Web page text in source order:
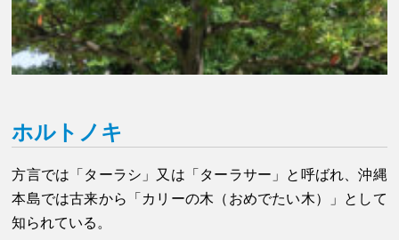
ホルトノキ
方言では「ターラシ」又は「ターラサー」と呼ばれ、沖縄
本島では古来から「カリーの木（おめでたい木）」として
知られている。